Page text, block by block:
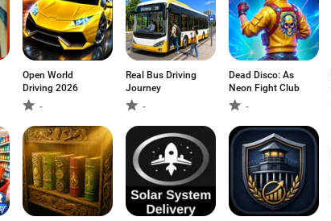
Open World
Driving 2026
-
Real Bus Driving
Journey
-
Dead Disco: As
Neon Fight Club
-